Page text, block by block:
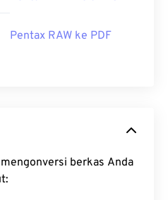
Pentax RAW ke PDF
berkas Anda